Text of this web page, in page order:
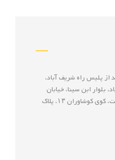
از پليس راه شريف آباد،
ابن سينا، خيابان
۴۰، بعد از ميدان صنعت، كوی كوشاوران ۱۳، پلاک